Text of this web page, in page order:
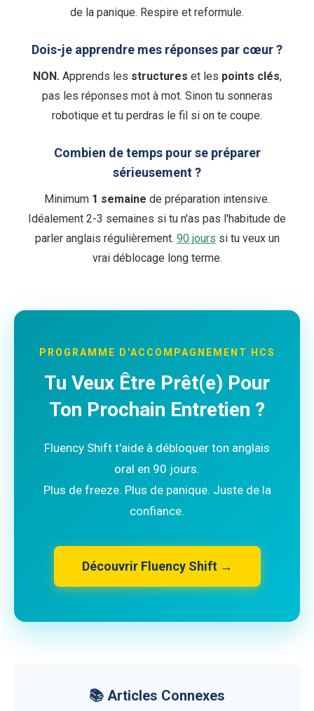
de la panique. Respire et reformule.
Dois-je apprendre mes réponses par cœur ?
NON.Apprends les structures et les points clés,
pas les réponses mot à mot. Sinon tu sonneras
robotique et tu perdras le fil si on te coupe.
Combien de temps pour se préparer
sérieusement ?
Minimum 1 semaine de préparation intensive.
Idéalement 2-3 semaines si tu n'as pas l'habitude de
parler anglais régulièrement. 90 jours si tu veux un
vrai déblocage long terme.
PROGRAMME D'ACCOMPAGNEMENT HCS
Tu Veux Être Prêt(e) Pour
Ton Prochain Entretien ?
Fluency Shift t'aide à débloquer ton anglais
oral en 90 jours.
Plus de freeze. Plus de panique. Juste de la
confiance.
Découvrir Fluency Shift →
📚 Articles Connexes